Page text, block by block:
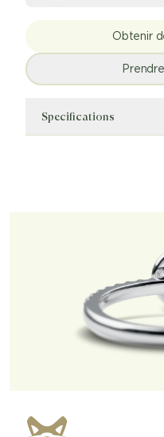
Obtenir
Specifications
Style de monture